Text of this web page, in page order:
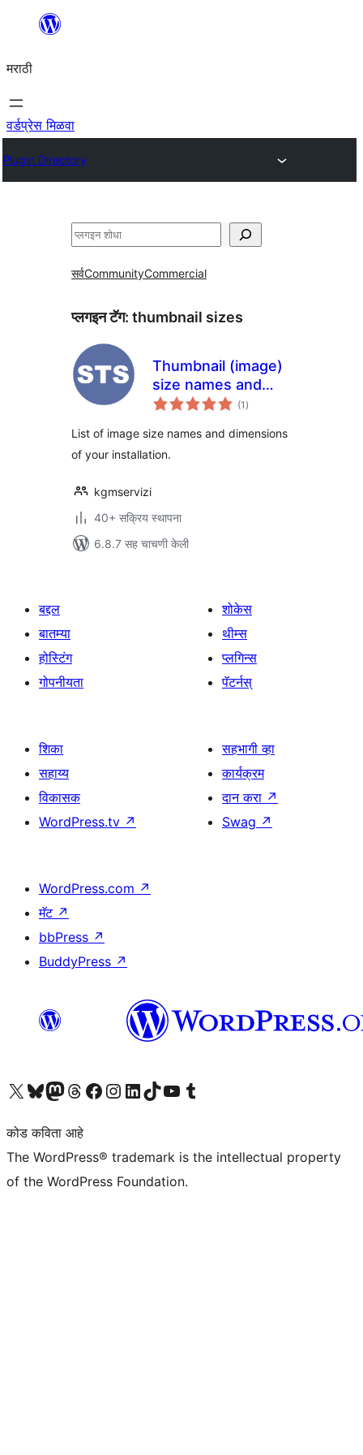
सामुग्रीवर
मराठी
वर्डप्रेस मिळवा
Plugin Directory
शोधा
सर्वCommunityCommercial
प्लगइन टॅग: thumbnail sizes
Thumbnail (image)
size names and
dimensions (1 एकूण
मूल्यांकन
)
List of image size names and dimensions
of your installation.
kgmservizi
40+ सक्रिय स्थापना
6.8.7 सह चाचणी केली
बद्दल
बातम्या
होस्टिंग
गोपनीयता
शोकेस
थीम्स
प्लगिन्स
पॅटर्नस्
शिका
सहाय्य
विकासक
WordPress.tv ↗
सहभागी व्हा
कार्यक्रम
दान करा ↗
Swag ↗
WordPress.com ↗
मॅट ↗
bbPress ↗
BuddyPress ↗
आमच्या X (एक्स) (पूर्वीचे ट्विटर) खात्याला भेट द्या आमच्या ब्लूस्की खात्याला भेट द्या.आमच्या Mastodon खात्याला भेट द्या.आमच्या थ्रेड्स खात्याला भेट द्या. आमच्या फेसबुक पेजला भेट द्या आमच्या इंस्टाग्राम खात्याला भेट द्या आमच्या लिंक्डइन खात्याला भेट द्या आमच्या टिकटॉक अकाउंटला भेट द्या.आमच्या यूट्यूब चॅनेलला भेट द्या आमच्या टंबलर खात्याला भेट द्या.
कोड कविता आहे
The WordPress® trademark is the intellectual property
of the WordPress Foundation.